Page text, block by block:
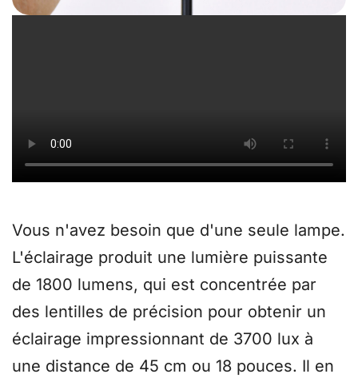
Vous n'avez besoin que d'une seule lampe.
L'éclairage produit une lumière puissante
de 1800 lumens, qui est concentrée par
des lentilles de précision pour obtenir un
éclairage impressionnant de 3700 lux à
une distance de 45 cm ou 18 pouces. Il en